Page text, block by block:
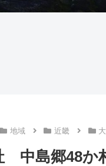
地域 近畿
中島郷48か